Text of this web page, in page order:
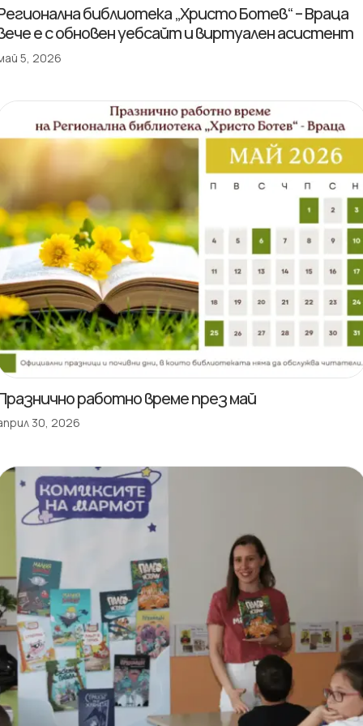
библиотека „Христо Ботев“ – Враца
е с обновен уебсайт и виртуален асистент
5, 2026
работно време през май
30, 2026